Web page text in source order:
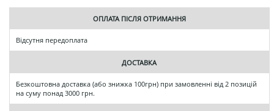
ОПЛАТА ПІСЛЯ ОТРИМАННЯ
Відсутня передоплата
ДОСТАВКА
Безкоштовна доставка (або знижка 100грн) при замовленні від 2 позицій
на суму понад 3000 грн.